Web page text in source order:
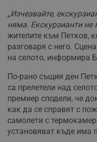
„Изчезвайте,
няма. Екскурзианти не
жителите към Петков,
разговаря с него.
на селото, информира
По-рано същия ден
са прелетели над
премиер сподели, че
как да се справят с
самолети с
установяват къде има